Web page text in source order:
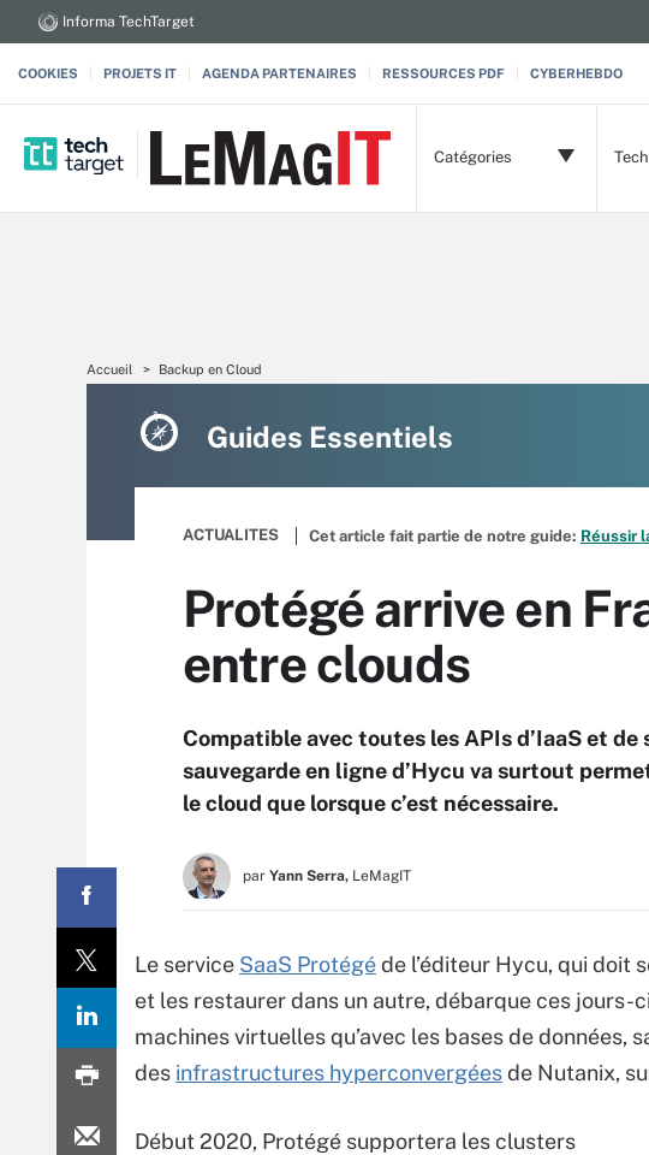
Informa TechTarget
COOKIES PROJETS IT AGENDA PARTENAIRES RESSOURCES PDF CYBERHEBDO
Catégories
Accueil Backup en Cloud
Guides Essentiels
ACTUALITES Cet article fait partie de notre guide: Réussir
Protégé arrive en
entre clouds
Compatible avec toutes les APIs d’IaaS et
sauvegarde en ligne d’Hycu va surtout
le cloud que lorsque c’est nécessaire.
par Yann Serra, LeMagIT
Le service SaaS Protégéde l’éditeur Hycu, qui doit
et les restaurer dans un autre, débarque ces jours-
machines virtuelles qu’avec les bases de données,
des infrastructures hyperconvergéesde Nutanix,
Début 2020, Protégé supportera les clusters